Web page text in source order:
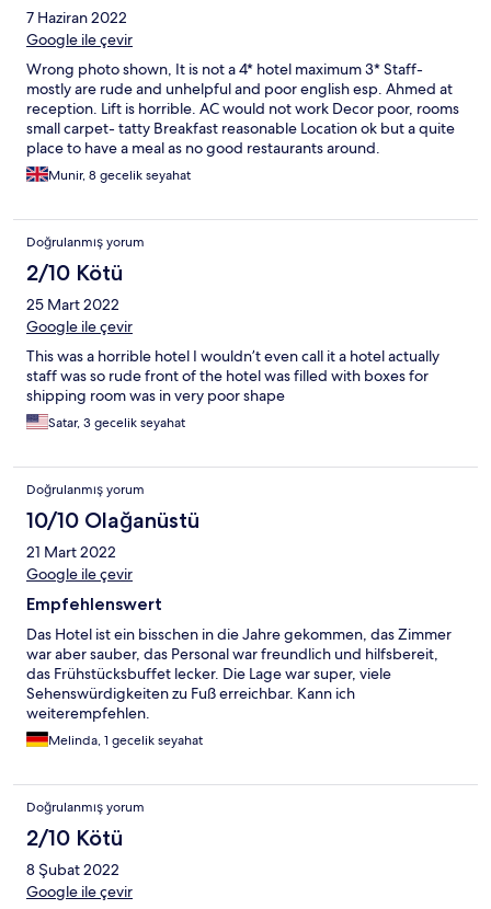
7 Haziran 2022
Google ile çevir
Wrong photo shown, It is not a 4* hotel maximum 3* Staff-
mostly are rude and unhelpful and poor english esp. Ahmed at
reception. Lift is horrible. AC would not work Decor poor, rooms
small carpet- tatty Breakfast reasonable Location ok but a quite
place to have a meal as no good restaurants around.
Munir, 8 gecelik seyahat
Doğrulanmış yorum
2/10 Kötü
25 Mart 2022
Google ile çevir
This was a horrible hotel I wouldn’t even call it a hotel actually
staff was so rude front of the hotel was filled with boxes for
shipping room was in very poor shape
Satar, 3 gecelik seyahat
Doğrulanmış yorum
10/10 Olağanüstü
21 Mart 2022
Google ile çevir
Empfehlenswert
Das Hotel ist ein bisschen in die Jahre gekommen, das Zimmer
war aber sauber, das Personal war freundlich und hilfsbereit,
das Frühstücksbuffet lecker. Die Lage war super, viele
Sehenswürdigkeiten zu Fuß erreichbar. Kann ich
weiterempfehlen.
Melinda, 1 gecelik seyahat
Doğrulanmış yorum
2/10 Kötü
8 Şubat 2022
Google ile çevir